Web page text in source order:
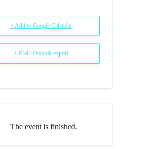
+ Add to Google Calendar
+ iCal / Outlook export
The event is finished.